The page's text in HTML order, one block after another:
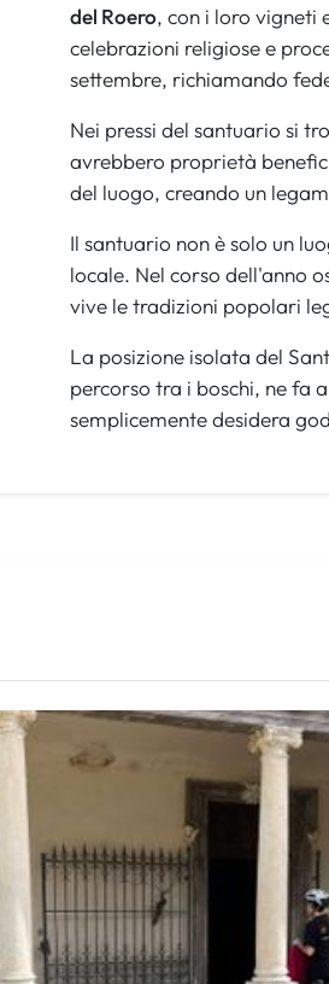
del Roero, con i loro vigneti
celebrazioni religiose e
settembre, richiamando
Nei pressi del santuario si
avrebbero proprietà
del luogo, creando un
Il santuario non è solo un
locale. Nel corso dell'anno
vive le tradizioni popolari
La posizione isolata del
percorso tra i boschi, ne fa
semplicemente desidera